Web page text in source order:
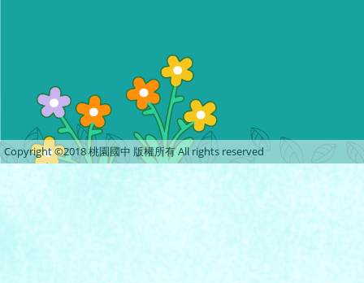
Copyright ©2018 桃園國中 版權所有 All rights reserved